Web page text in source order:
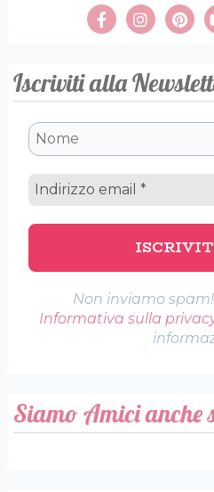
Iscriviti alla
Non inviamo
Informativa sulla
Siamo Amici anche